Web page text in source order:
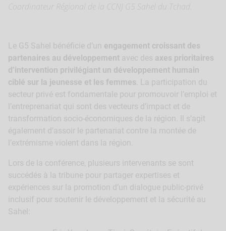
Coordinateur Régional de la CCNJ G5 Sahel du Tchad.
Le G5 Sahel bénéficie d’un engagement croissant des
partenaires au développement avec des axes prioritaires
d’intervention privilégiant un développement humain
ciblé sur la jeunesse et les femmes . La participation du
secteur privé est fondamentale pour promouvoir l’emploi et
l’entreprenariat qui sont des vecteurs d’impact et de
transformation socio-économiques de la région. Il s’agit
également d’assoir le partenariat contre la montée de
l’extrémisme violent dans la région.
Lors de la conférence, plusieurs intervenants se sont
succédés à la tribune pour partager expertises et
expériences sur la promotion d’un dialogue public-privé
inclusif pour soutenir le développement et la sécurité au
Sahel: